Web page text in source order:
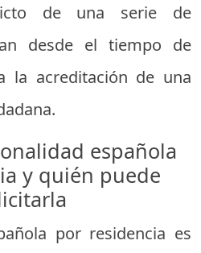
de una serie de
desde el tiempo de
la acreditación de una
española
y quién puede
por residencia es